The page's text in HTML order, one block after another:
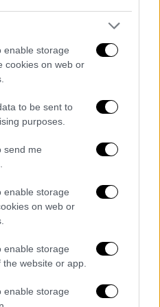
enable storage
cookies on web or
to be sent to
purposes.
send me
enable storage
on web or
enable storage
website or app.
enable storage
τη μαμά με
σοκαρισμένο
που κάλεσε
τοΕΚΑΒ